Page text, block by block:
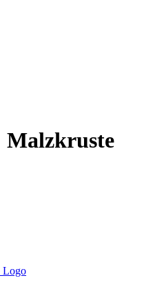
Malzkruste